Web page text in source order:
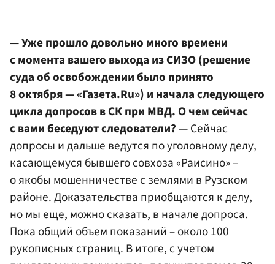
— Уже прошло довольно много времени
с момента вашего выхода из СИЗО (решение
суда об освобождении было принято
8 октября — «Газета.Ru») и начала следующего
цикла допросов в СК приМВД. О чем сейчас
с вами беседуют следователи?— Сейчас
допросы и дальше ведутся по уголовному делу,
касающемуся бывшего совхоза «Раисино» –
о якобы мошенничестве с землями в Рузском
районе. Доказательства приобщаются к делу,
но мы еще, можно сказать, в начале допроса.
Пока общий объем показаний – около 100
рукописных страниц. В итоге, с учетом